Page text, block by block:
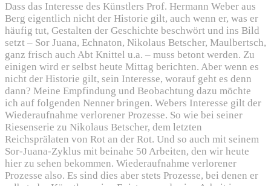
Dass das Interesse des Künstlers Prof. Hermann Weber aus
Berg eigentlich nicht der Historie gilt, auch wenn er, was er
häufig tut, Gestalten der Geschichte beschwört und ins Bild
setzt – Sor Juana, Echnaton, Nikolaus Betscher, Maulbertsch,
ganz frisch auch Abt Knittel u.a. – muss betont werden. Zu
einigen wird er selbst heute Mittag berichten. Aber wenn es
nicht der Historie gilt, sein Interesse, worauf geht es denn
dann? Meine Empfindung und Beobachtung dazu möchte
ich auf folgenden Nenner bringen. Webers Interesse gilt der
Wiederaufnahme verlorener Prozesse. So wie bei seiner
Riesenserie zu Nikolaus Betscher, dem letzten
Reichsprälaten von Rot an der Rot. Und so auch mit seinem
Sor-Juana-Zyklus mit beinahe 50 Arbeiten, den wir heute
hier zu sehen bekommen. Wiederaufnahme verlorener
Prozesse also. Es sind dies aber stets Prozesse, bei denen er